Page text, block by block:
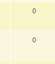
0
0